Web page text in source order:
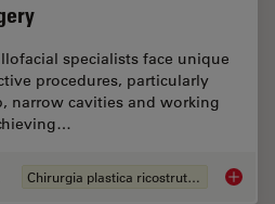
specialists face unique
procedures, particularly
narrow cavities and working
Chirurgia plastica ricostruttiva